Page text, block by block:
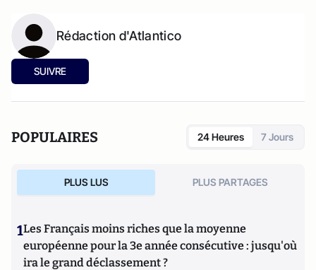
Rédaction d'Atlantico
SUIVRE
POPULAIRES 24 Heures 7 Jours
PLUS LUS PLUS PARTAGES
1Les Français moins riches que la moyenne
européenne pour la 3e année consécutive : jusqu'où
ira le grand déclassement ?